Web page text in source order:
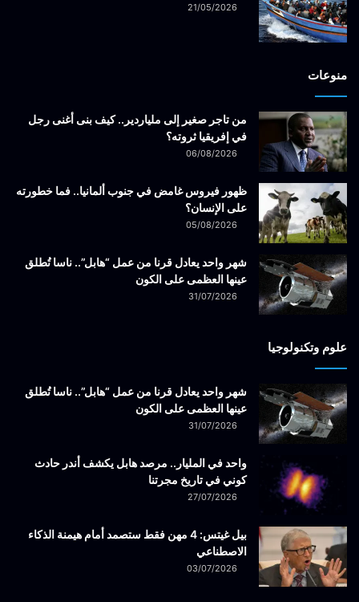
21/05/2026
منوعات
من تاجر صغير إلى ملياردير.. كيف بنى أغنى رجل
في إفريقيا ثروته؟
06/08/2026
ظهور فيروس غامض في جنوب ألمانيا.. فما خطورته
على الإنسان؟
05/08/2026
شهر واحد يعادل قرنا من عمل “هابل”.. ناسا تُطلق
عينها العظمى على الكون
31/07/2026
علوم وتكنولوجيا
شهر واحد يعادل قرنا من عمل “هابل”.. ناسا تُطلق
عينها العظمى على الكون
31/07/2026
واحد في المليار.. مرصد هابل يكشف أندر حادث
كوني في تاريخ مجرتنا
27/07/2026
بيل غيتس: 4 مهن فقط ستصمد أمام هيمنة الذكاء
الاصطناعي
03/07/2026